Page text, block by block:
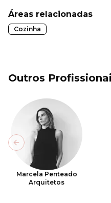
Áreas relacionadas
Cozinha
Outros
Marcela Penteado
Arquitetos
Previous slide